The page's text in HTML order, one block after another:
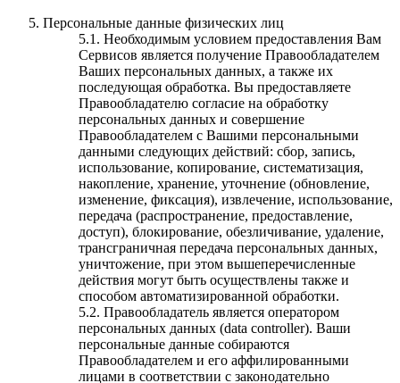
Персональные данные физических лиц
5.1. Необходимым условием предоставления Вам
Сервисов является получение Правообладателем
Ваших персональных данных, а также их
последующая обработка. Вы предоставляете
Правообладателю согласие на обработку
персональных данных и совершение
Правообладателем с Вашими персональными
данными следующих действий: сбор, запись,
использование, копирование, систематизация,
накопление, хранение, уточнение (обновление,
изменение, фиксация), извлечение, использование,
передача (распространение, предоставление,
доступ), блокирование, обезличивание, удаление,
трансграничная передача персональных данных,
уничтожение, при этом вышеперечисленные
действия могут быть осуществлены также и
способом автоматизированной обработки.
5.2. Правообладатель является оператором
персональных данных (data controller). Ваши
персональные данные собираются
Правообладателем и его аффилированными
лицами в соответствии с законодательно